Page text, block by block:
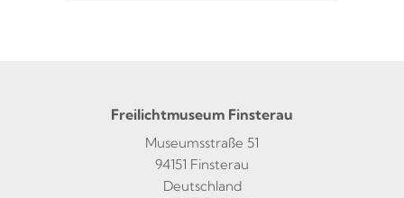
Freilichtmuseum Finsterau
Museumsstraße 51
94151 Finsterau
Deutschland